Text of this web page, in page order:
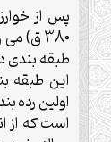
پس از
380 ق)
طبقه بندى
اين طبقه
اولين رده
است كه از